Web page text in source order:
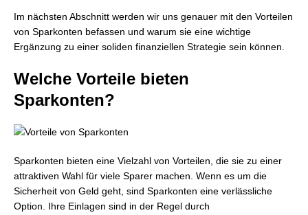
Im nächsten Abschnitt werden wir uns genauer mit den Vorteilen
von Sparkonten befassen und warum sie eine wichtige
Ergänzung zu einer soliden finanziellen Strategie sein können.
Welche Vorteile bieten
Sparkonten?
Sparkonten bieten eine Vielzahl von Vorteilen, die sie zu einer
attraktiven Wahl für viele Sparer machen. Wenn es um die
Sicherheit von Geld geht, sind Sparkonten eine verlässliche
Option. Ihre Einlagen sind in der Regel durch